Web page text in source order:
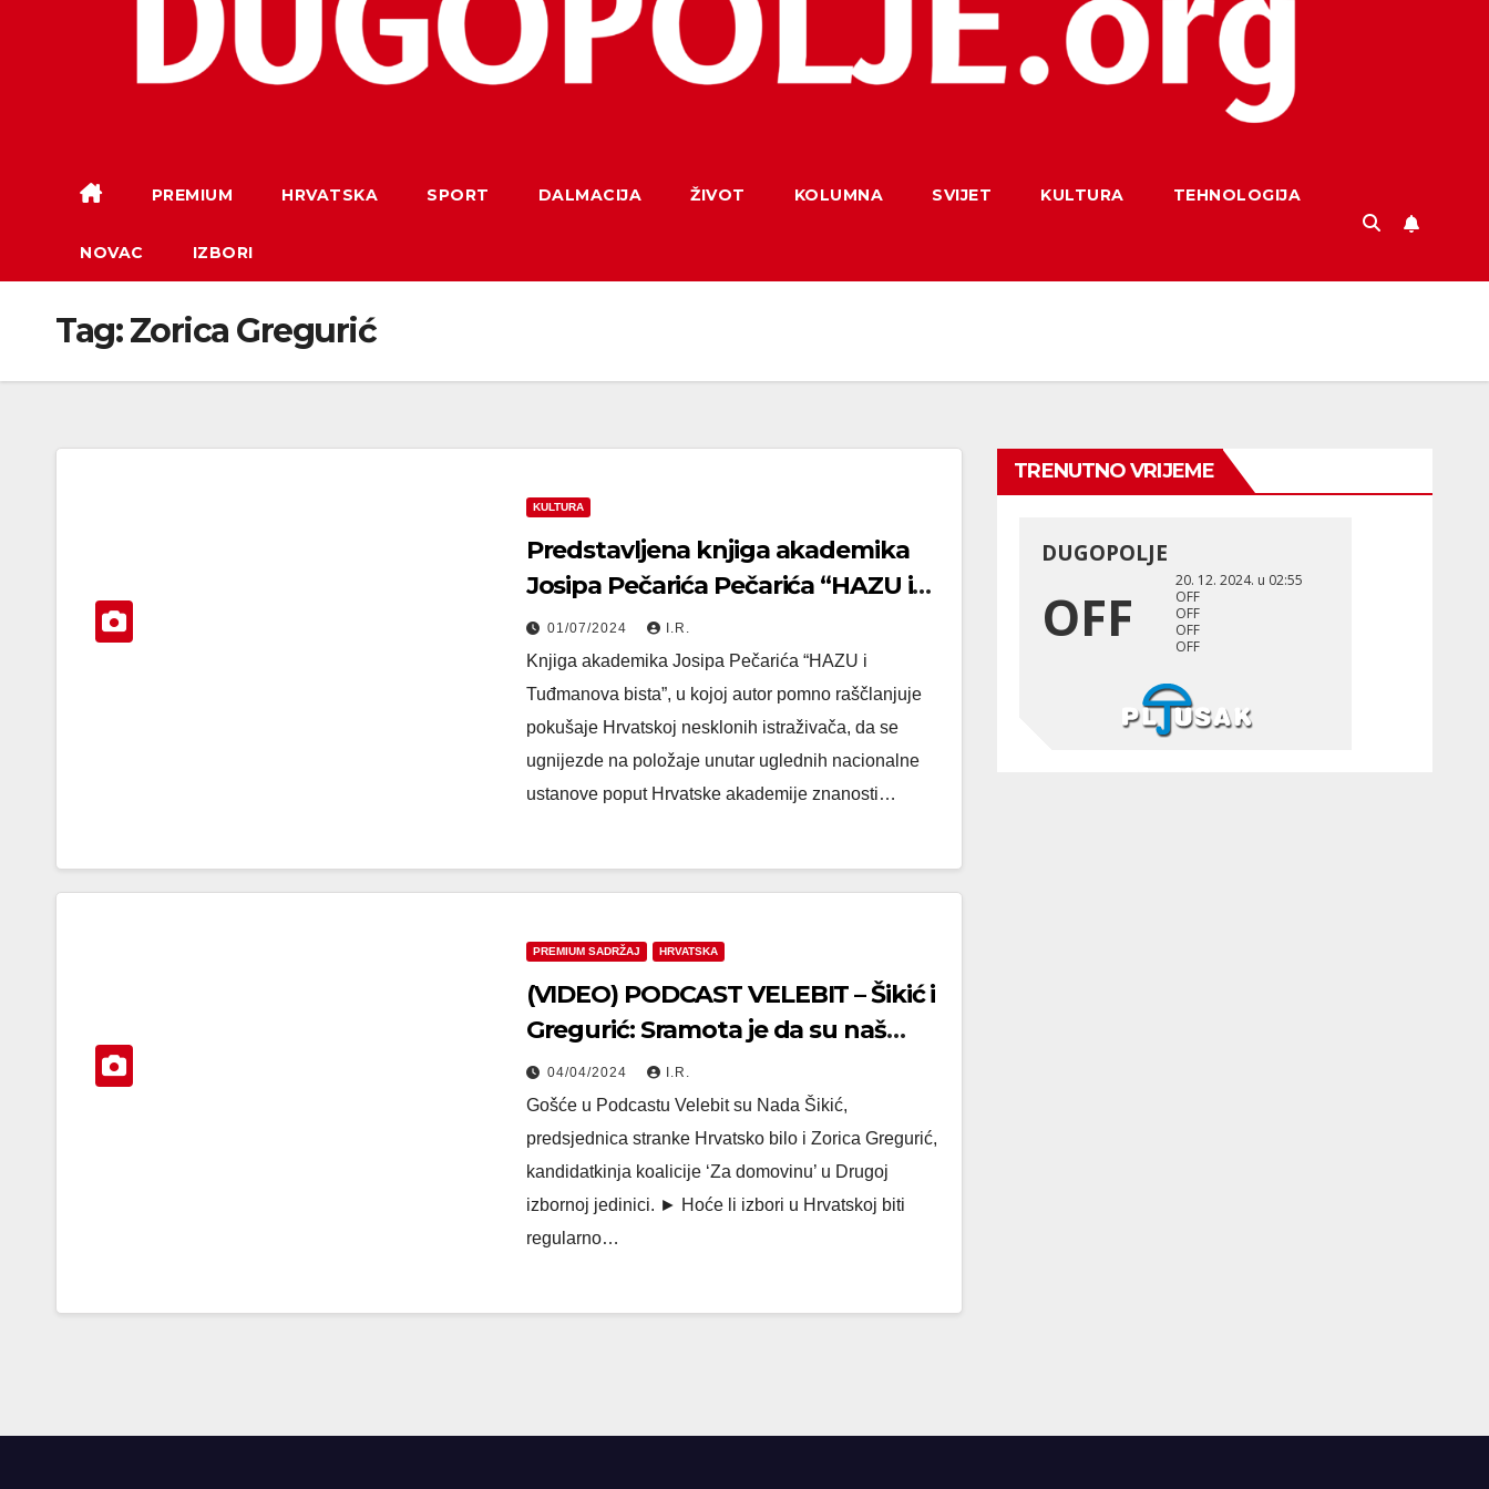
PREMIUM HRVATSKA SPORT DALMACIJA ŽIVOT KOLUMNA SVIJET KULTURA TEHNOLOGIJA
NOVAC IZBORI
Tag:Zorica Gregurić
KULTURA
Predstavljena knjiga akademika
Josipa Pečarića Pečarića “HAZU i
Tuđmanova bista”
01/07/2024 I.R.
Knjiga akademika Josipa Pečarića “HAZU i
Tuđmanova bista”, u kojoj autor pomno raščlanjuje
pokušaje Hrvatskoj nesklonih istraživača, da se
ugnijezde na položaje unutar uglednih nacionalne
ustanove poput Hrvatske akademije znanosti…
PREMIUM SADRŽAJ HRVATSKA
(VIDEO) PODCAST VELEBIT – Šikić i
Gregurić: Sramota je da su naš
glavni izvozni proizvod obrazovani
ljudi
04/04/2024 I.R.
Gošće u Podcastu Velebit su Nada Šikić,
predsjednica stranke Hrvatsko bilo i Zorica Gregurić,
kandidatkinja koalicije ‘Za domovinu’ u Drugoj
izbornoj jedinici. ► Hoće li izbori u Hrvatskoj biti
regularno…
TRENUTNO VRIJEME